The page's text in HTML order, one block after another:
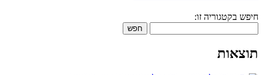
בקטגוריה זו:
חפש